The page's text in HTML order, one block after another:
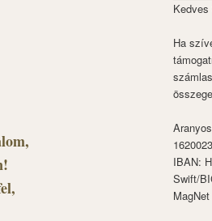
Ha
IBAN:
Swift/